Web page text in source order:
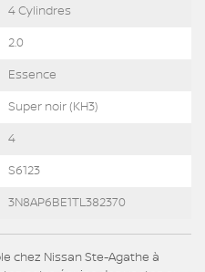
4 Cylindres
2.0
Essence
Super noir (KH3)
4
S6123
3N8AP6BE1TL382370
chez Nissan Ste-Agathe à